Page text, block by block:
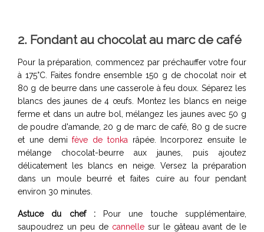
2. Fondant au chocolat au marc de café
Pour la préparation, commencez par préchauffer votre four
à 175°C. Faites fondre ensemble 150 g de chocolat noir et
80 g de beurre dans une casserole à feu doux. Séparez les
blancs des jaunes de 4 œufs. Montez les blancs en neige
ferme et dans un autre bol, mélangez les jaunes avec 50 g
de poudre d'amande, 20 g de marc de café, 80 g de sucre
et une demifève de tonka râpée. Incorporez ensuite le
mélange chocolat-beurre aux jaunes, puis ajoutez
délicatement les blancs en neige. Versez la préparation
dans un moule beurré et faites cuire au four pendant
environ 30 minutes.
Astuce du chef : Pour une touche supplémentaire,
saupoudrez un peu de cannelle sur le gâteau avant de le